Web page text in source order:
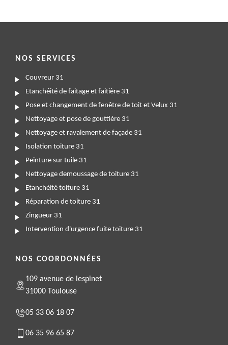
NOS SERVICES
Couvreur 31
Etanchéité de faitage et faitière 31
Pose et changement de fenêtre de toit et Velux 31
Nettoyage et pose de gouttière 31
Nettoyage et ravalement de façade 31
Isolation toiture 31
Peinture sur tuile 31
Nettoyage demoussage de toiture 31
Etanchéité toiture 31
Réparation de toiture 31
Zingueur 31
Intervention d'urgence fuite toiture 31
NOS COORDONNÉES
109 avenue de lespinet
31000 Toulouse
05 33 06 18 07
06 35 96 65 87